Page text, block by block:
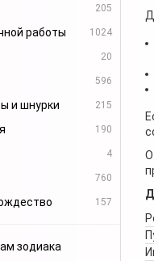
205
работы 1024
20
596
и шнурки 215
190
4
760
157
зодиака